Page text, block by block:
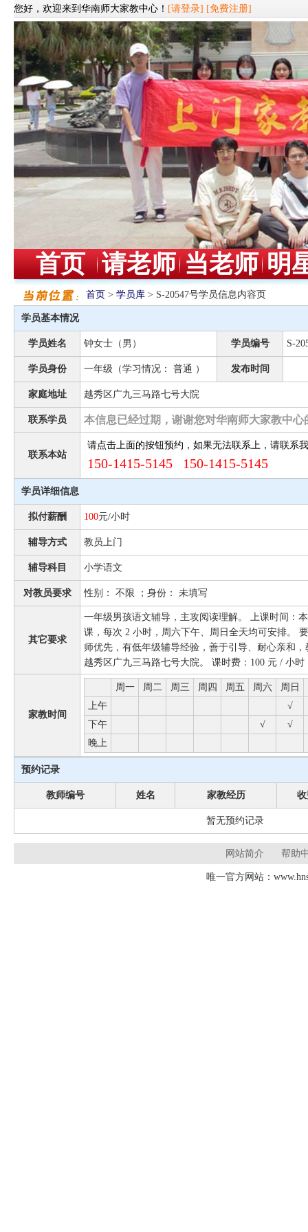
您好，欢迎来到华南师大家教中心！ [请登录] [免费注册]
首页 请老师 当老师 明
首页 > 学员库 > S-20547号学员信息内容页
学员基本情况
学员姓名 钟女士（男） 学员编号 S-
学员身份 一年级（学习情况： 普通 ） 发布时间
家庭地址 越秀区广九三马路七号大院
联系学员 本信息已经过期，谢谢您对华南师大家教中心
联系本站
请点击上面的按钮预约，如果无法联系上，请联系
150-1415-5145 150-1415-5145
学员详细信息
拟付薪酬 100元/小时
辅导方式 教员上门
辅导科目 小学语文
对教员要求 性别： 不限 ；身份： 未填写
其它要求
一年级男孩语文辅导，主攻阅读理解。 上课时间：
课，每次 2 小时，周六下午、周日全天均可安排。
师优先，有低年级辅导经验，善于引导、耐心亲和
越秀区广九三马路七号大院。 课时费：100 元 / 小时
家教时间
周一 周二 周三 周四 周五 周六 周日
上午
√
下午
√ √
晚上
预约记录
教师编号 姓名 家教经历
暂无预约记录
网站简介 帮助
唯一官方网站：